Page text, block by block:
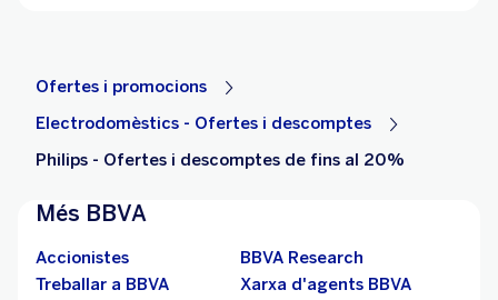
Ofertes i promocions
Electrodomèstics - Ofertes i descomptes
Philips - Ofertes i descomptes de fins al 20%
Més BBVA
Accionistes
BBVA Research
Treballar a BBVA
Xarxa d'agents BBVA